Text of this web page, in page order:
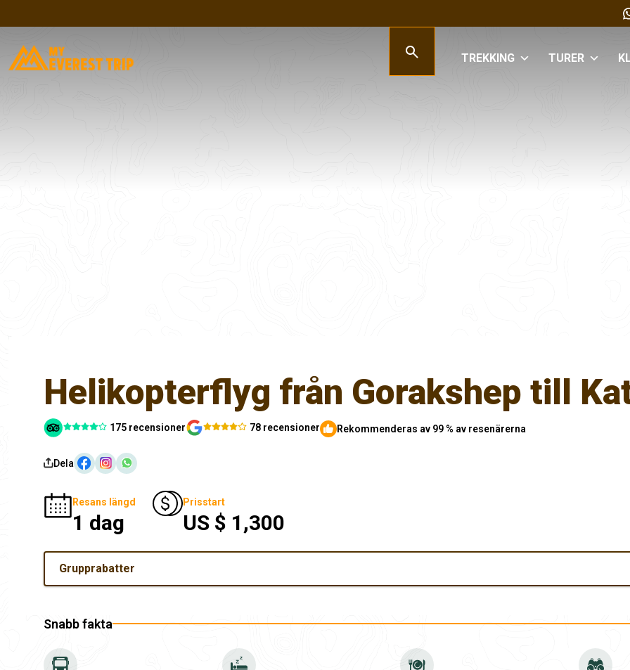
TREKKING TURER
Helikopterflyg från Gorakshep till
175 recensioner 78 recensioner Rekommenderas av 99 % av resenärerna
Dela
Resans längd
1 dag
Prisstart
US $ 1,300
Grupprabatter
Snabb fakta